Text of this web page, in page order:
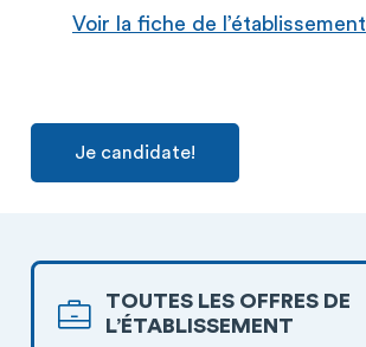
Voir la fiche de l’établissement
Je candidate!
TOUTES LES OFFRES DE
L’ÉTABLISSEMENT